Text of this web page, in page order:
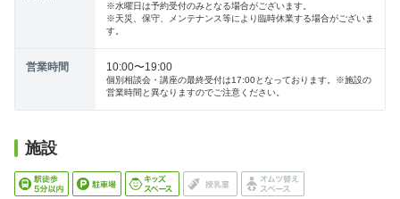
※水曜日は予約受付のみとなる場合がございます。
※天災、保守、メンテナンス等により臨時休業する場合がございま
す。
営業時間 10:00〜19:00
個別相談会・講座の最終受付は17:00となっております。※施設の
営業時間と異なりますのでご注意ください。
施設